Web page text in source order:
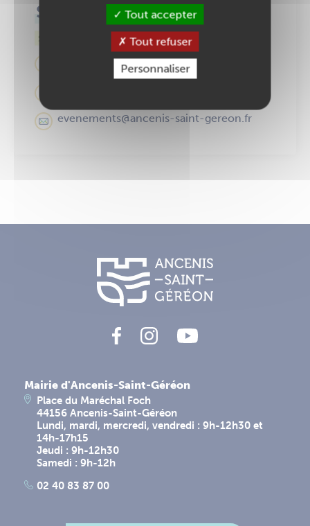
Service événements
Services municipaux
40 Place Saint-Pierre
evenements@ancenis-saint-gereon.fr
Mairie d'Ancenis-Saint-Géréon
Place du Maréchal Foch
44156 Ancenis-Saint-Géréon
Lundi, mardi, mercredi, vendredi : 9h-12h30 et
14h-17h15
Jeudi : 9h-12h30
Samedi : 9h-12h
02 40 83 87 00
Tout accepter
Tout refuser
Personnaliser